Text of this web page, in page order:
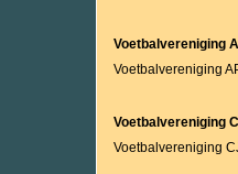
Voetbalvereniging
Voetbalvereniging
Voetbalvereniging
Voetbalvereniging